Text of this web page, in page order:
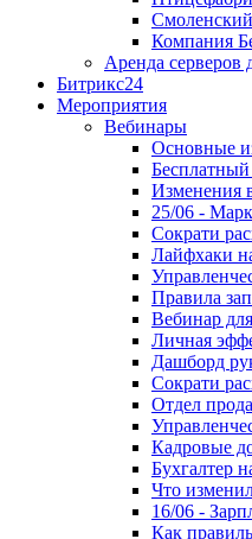
Компания
Аренда серверов
Битрикс24
Мероприятия
Вебинары
Основные
Изменения
25/06 -
Сократи
Лайфхаки
Правила
Вебинар
Личная
Дашборд
Сократи
Отдел
Кадровые
Бухгалтер
Что
16/06 -
Как